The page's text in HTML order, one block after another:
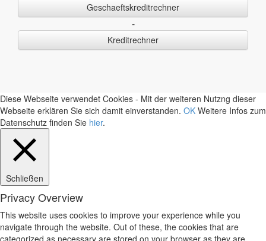
Geschaeftskreditrechner
-
Kreditrechner
Diese Webseite verwendet Cookies - Mit der weiteren Nutzng dieser
Webseite erklären Sie sich damit einverstanden. OK Weitere Infos zum
Datenschutz finden Sie hier.
Schließen
Privacy Overview
This website uses cookies to improve your experience while you
navigate through the website. Out of these, the cookies that are
categorized as necessary are stored on your browser as they are